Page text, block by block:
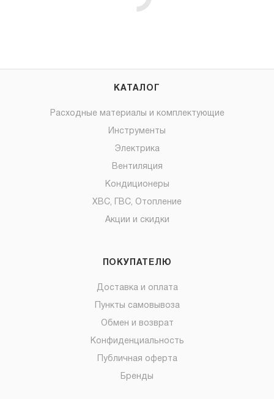
КАТАЛОГ
Расходные материалы и комплектующие
Инструменты
Электрика
Вентиляция
Кондиционеры
ХВС, ГВС, Отопление
Акции и скидки
ПОКУПАТЕЛЮ
Доставка и оплата
Пункты самовывоза
Обмен и возврат
Конфиденциальность
Публичная оферта
Бренды